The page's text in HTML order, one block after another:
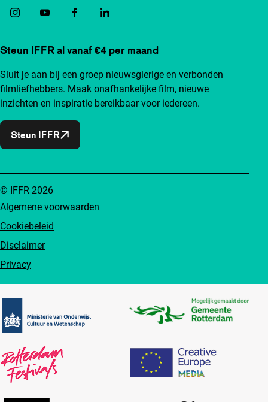
Steun IFFR al vanaf €4 per maand
Sluit je aan bij een groep nieuwsgierige en verbonden
filmliefhebbers. Maak onafhankelijke film, nieuwe
inzichten en inspiratie bereikbaar voor iedereen.
Steun IFFR
Algemene voorwaarden
Cookiebeleid
Disclaimer
Privacy
© IFFR 2026